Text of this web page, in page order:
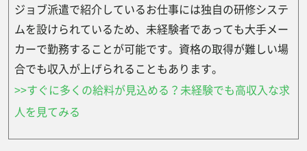
ジョブ派遣で紹介しているお仕事には独自の研修システ
ムを設けられているため、未経験者であっても大手メー
カーで勤務することが可能です。資格の取得が難しい場
合でも収入が上げられることもあります。
>>すぐに多くの給料が見込める？未経験でも高収入な求
人を見てみる